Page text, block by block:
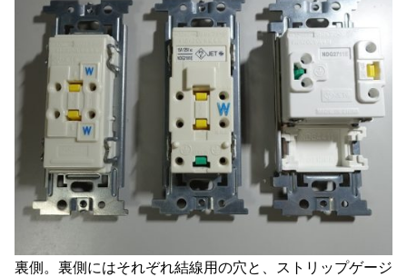
裏側。裏側にはそれぞれ結線用の穴と、ストリップゲージ